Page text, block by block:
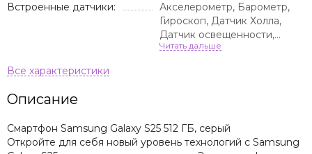
Встроенные датчики:
Акселерометр, Барометр,
Гироскоп, Датчик Холла,
Датчик освещенности,
Сканер отпечатка пальца,
Описание
Смартфон Samsung Galaxy S25 512 ГБ, серый
Откройте для себя новый уровень технологий с Samsung